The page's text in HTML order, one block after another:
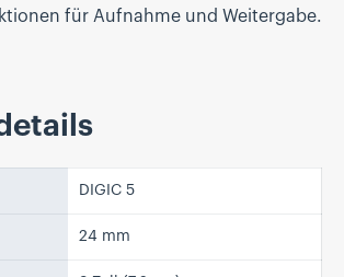
für Aufnahme und Weitergabe.
DIGIC 5
24 mm